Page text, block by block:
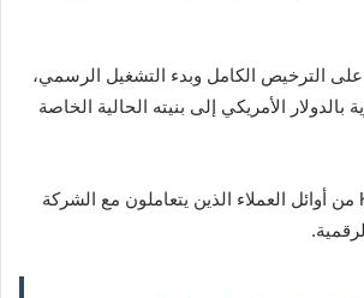
الترخيص الكامل وبدء التشغيل الرسمي،
الأمريكي إلى بنيته الحالية الخاصة
من أوائل العملاء الذين يتعاملون مع الشركة